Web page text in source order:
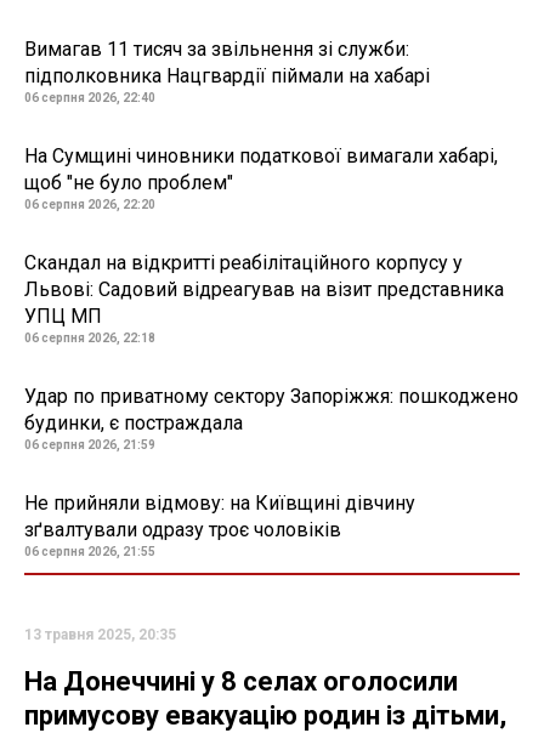
Вимагав 11 тисяч за звільнення зі служби:
підполковника Нацгвардії піймали на хабарі
06 серпня 2026, 22:40
На Сумщині чиновники податкової вимагали хабарі,
щоб "не було проблем"
06 серпня 2026, 22:20
Скандал на відкритті реабілітаційного корпусу у
Львові: Садовий відреагував на візит представника
УПЦ МП
06 серпня 2026, 22:18
Удар по приватному сектору Запоріжжя: пошкоджено
будинки, є постраждала
06 серпня 2026, 21:59
Не прийняли відмову: на Київщині дівчину
зґвалтували одразу троє чоловіків
06 серпня 2026, 21:55
13 травня 2025, 20:35
На Донеччині у 8 селах оголосили
примусову евакуацію родин із дітьми,